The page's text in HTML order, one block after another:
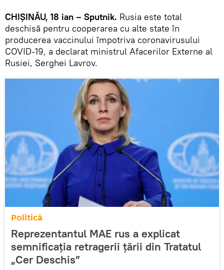
CHIȘINĂU, 18 ian – Sputnik. Rusia este total
deschisă pentru cooperarea cu alte state în
producerea vaccinului împotriva coronavirusului
COVID-19, a declarat ministrul Afacerilor Externe al
Rusiei, Serghei Lavrov.
Politică
Reprezentantul MAE rus a explicat
semnificația retragerii țării din Tratatul
„Cer Deschis”